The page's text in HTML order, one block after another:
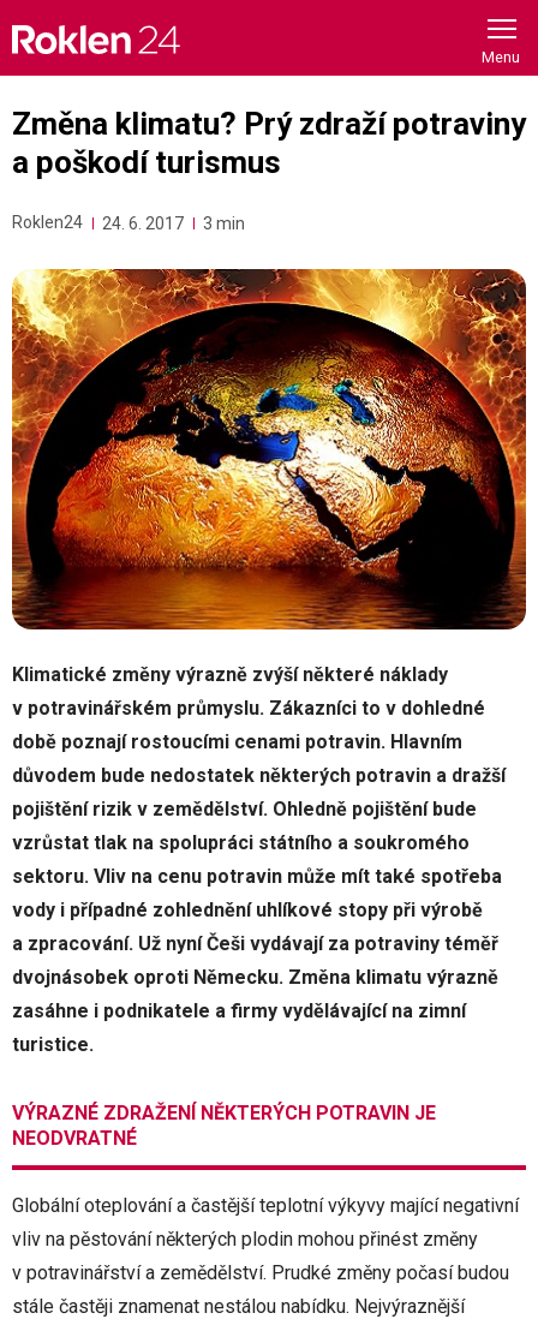
content
Změna klimatu? Prý zdraží potraviny
a poškodí turismus
Roklen24 24. 6. 2017 3 min
Klimatické změny výrazně zvýší některé náklady
v potravinářském průmyslu. Zákazníci to v dohledné
době poznají rostoucími cenami potravin. Hlavním
důvodem bude nedostatek některých potravin a dražší
pojištění rizik v zemědělství. Ohledně pojištění bude
vzrůstat tlak na spolupráci státního a soukromého
sektoru. Vliv na cenu potravin může mít také spotřeba
vody i případné zohlednění uhlíkové stopy při výrobě
a zpracování. Už nyní Češi vydávají za potraviny téměř
dvojnásobek oproti Německu. Změna klimatu výrazně
zasáhne i podnikatele a firmy vydělávající na zimní
turistice.
VÝRAZNÉ ZDRAŽENÍ NĚKTERÝCH POTRAVIN JE
NEODVRATNÉ
Globální oteplování a častější teplotní výkyvy mající negativní
vliv na pěstování některých plodin mohou přinést změny
v potravinářství a zemědělství. Prudké změny počasí budou
stále častěji znamenat nestálou nabídku. Nejvýraznější